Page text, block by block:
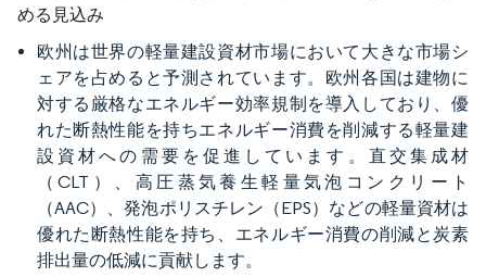
める見込み
欧州は世界の軽量建設資材市場において大きな市場シ
ェアを占めると予測されています。欧州各国は建物に
対する厳格なエネルギー効率規制を導入しており、優
れた断熱性能を持ちエネルギー消費を削減する軽量建
設資材への需要を促進しています。直交集成材
（CLT）、高圧蒸気養生軽量気泡コンクリート
（AAC）、発泡ポリスチレン（EPS）などの軽量資材は
優れた断熱性能を持ち、エネルギー消費の削減と炭素
排出量の低減に貢献します。